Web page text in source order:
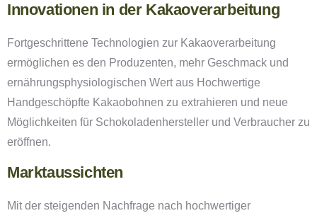
Innovationen in der Kakaoverarbeitung
Fortgeschrittene Technologien zur Kakaoverarbeitung
ermöglichen es den Produzenten, mehr Geschmack und
ernährungsphysiologischen Wert aus Hochwertige
Handgeschöpfte Kakaobohnen zu extrahieren und neue
Möglichkeiten für Schokoladenhersteller und Verbraucher zu
eröffnen.
Marktaussichten
Mit der steigenden Nachfrage nach hochwertiger